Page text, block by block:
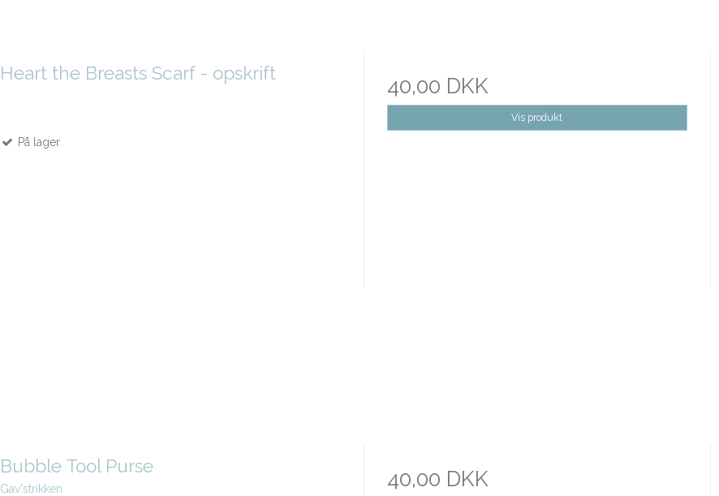
Heart the Breasts Scarf - opskrift
På lager
40,00 DKK
Vis produkt
Bubble Tool Purse
Gav'strikken 40,00 DKK